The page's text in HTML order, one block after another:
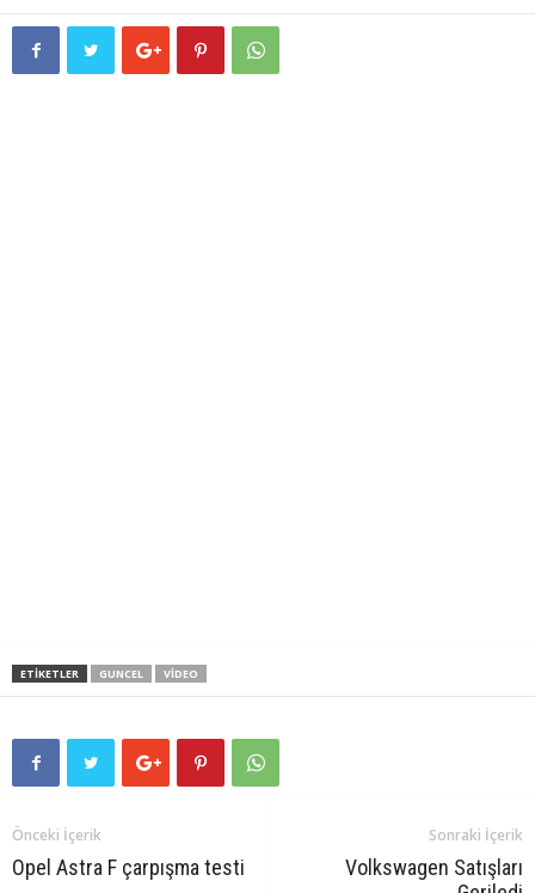
ETIKETLER GUNCEL VIDEO
Önceki İçerik
Opel Astra F çarpışma testi
Sonraki İçerik
Volkswagen Satışları